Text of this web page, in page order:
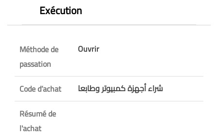
Exécution
Méthode de
passation
Ouvrir
Code d’achat
شراء أجهزة كمبيوتر وطابعا
Résumé de
l'achat